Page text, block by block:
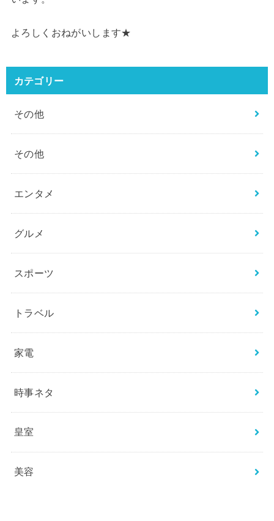
よろしくおねがいします★
カテゴリー
その他
その他
エンタメ
グルメ
スポーツ
トラベル
家電
時事ネタ
皇室
美容